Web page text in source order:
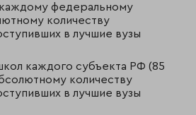
федеральному
количеству
в лучшие вузы
каждого субъекта РФ (85
количеству
в лучшие вузы